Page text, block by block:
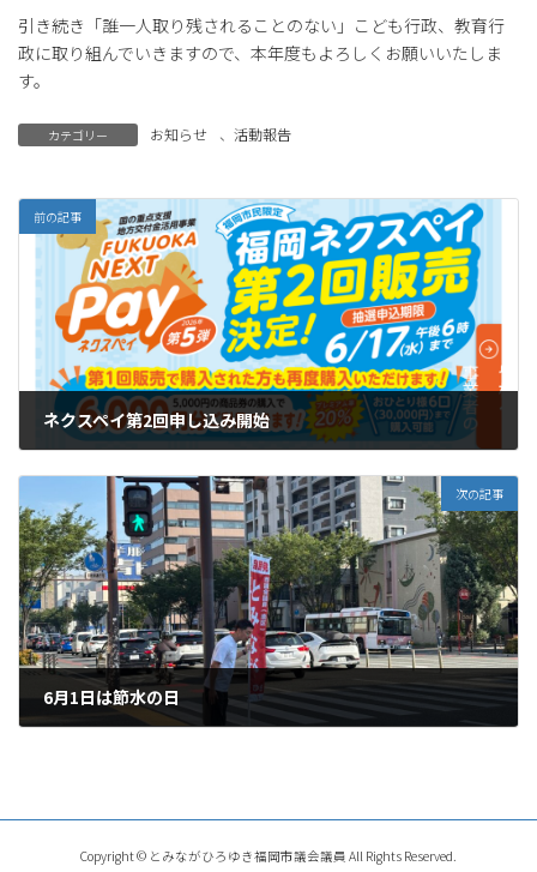
引き続き「誰一人取り残されることのない」こども行政、教育行
政に取り組んでいきますので、本年度もよろしくお願いいたしま
す。
カテゴリー お知らせ 、 活動報告
前の記事
ネクスペイ第2回申し込み開始
次の記事
6月1日は節水の日
Copyright © とみながひろゆき福岡市議会議員 All Rights Reserved.